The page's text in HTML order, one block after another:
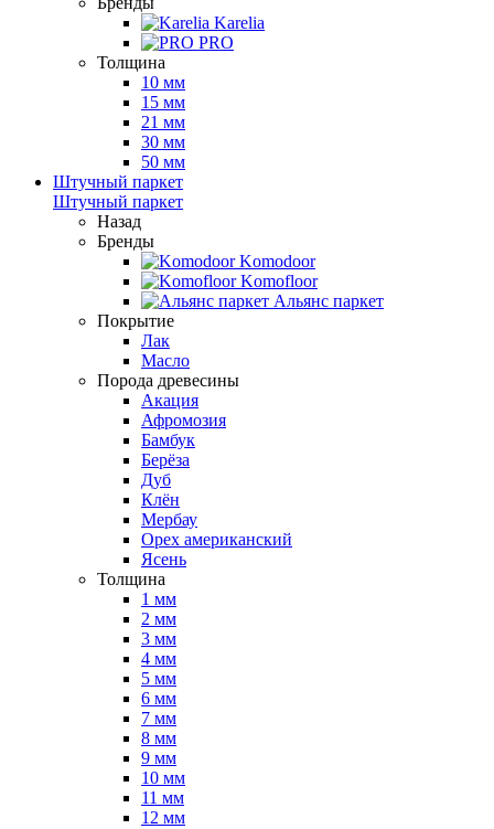
Karelia
PRO
Толщина
10 мм
15 мм
21 мм
30 мм
50 мм
Штучный паркет
Штучный паркет
Назад
Бренды
Komodoor
Komofloor
Альянс паркет
Покрытие
Лак
Масло
Порода древесины
Акация
Афромозия
Бамбук
Берёза
Дуб
Клён
Мербау
Орех американский
Ясень
Толщина
1 мм
2 мм
3 мм
4 мм
5 мм
6 мм
7 мм
8 мм
9 мм
10 мм
11 мм
12 мм